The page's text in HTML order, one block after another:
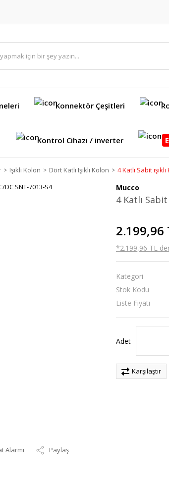
Konnektör Çeşitleri
Kontrol Cihazı / inverter
Işıklı Kolon Dört Katlı Işıklı Kolon 4 Katlı Sabit
Alarmı Paylaş
Mucco
4 Katlı Sabit
2.199,96
*2.199,96 TL
Kategori
Stok Kodu
Liste Fiyatı
Adet
Karşılaştır